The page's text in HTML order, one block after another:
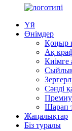
Үй
Өнімдер
Қоңыр
Ақ
Киімге
Сыйлық
Сәнді
Шарап
Жаңалықтар
Біз туралы